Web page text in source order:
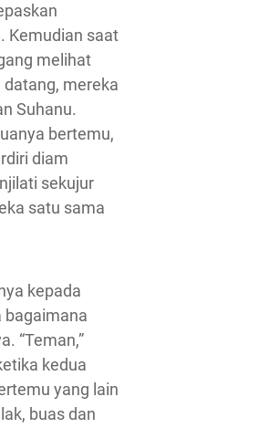
Kemudian saat
melihat
mereka
Suhanu.
bertemu,
diam
sekujur
satu sama
kepada
bagaimana
“Teman,”
kedua
yang lain
buas dan